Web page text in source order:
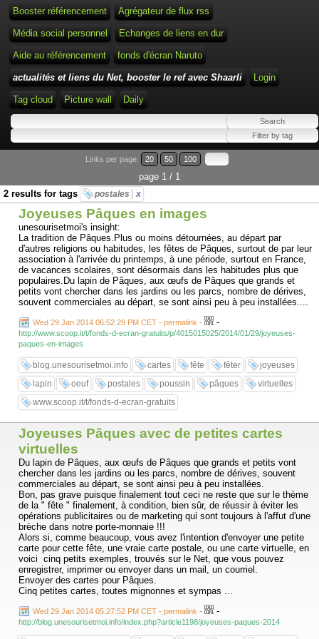
Booster référencement Agrégateur de flux rss
Média social personnel Echanges de liens en dur
Aide au référencement fonds d'écran Naruto
actualités et liens du Net, booster le ref avec Shaarli Login
Tag cloud Picture wall Daily
Links per page: 20 50 100
page 1 / 1
2 results for tags
postales x
Joyeuses Pâques en images
unesourisetmoi's insight:
La tradition de Pâques.Plus ou moins détournées, au départ par
d'autres religions ou habitudes, les fêtes de Pâques, surtout de par leur
association à l'arrivée du printemps, à une période, surtout en France,
de vacances scolaires, sont désormais dans les habitudes plus que
populaires.Du lapin de Pâques, aux œufs de Pâques que grands et
petits vont chercher dans les jardins ou les parcs, nombre de dérives,
souvent commerciales au départ, se sont ainsi peu à peu installées....
Wed 29 Jan 2014 06:52:29 PM CET - permalink - -
http://www.scoop.it/t/fonds-d-ecran-gratuits/p/4015015025/2014/01/29/joyeuses-
paques-en-images
blog.unesourisetmoi.info cartes fête fêter
joyeuses
lapin
oeuf postales poussin pâques
virtuelles
www.scoop.it/t/fonds-d-ecran-gratuits
Joyeuses Pâques avec de petites cartes
virtuelles
Du lapin de Pâques, aux œufs de Pâques que grands et petits vont
chercher dans les jardins ou les parcs, nombre de dérives, souvent
commerciales au départ, se sont ainsi peu à peu installées.
Bon, pas grave puisque finalement tout ceci ne reste que sur le thème
de la " fête " finalement, à condition, bien sûr, de réussir à éviter les
opérations publicitaires ou de marketing qui sont toujours à l'affut d'une
brèche dans notre porte-monnaie !!!
Alors si, comme beaucoup, vous avez l'intention d'envoyer une petite
carte pour cette fête, une vraie carte postale, ou une carte virtuelle, en
voici cinq petits exemples, trouvés sur le Net, que vous pouvez
enregistrer, imprimer ou envoyer dans un mail, un courriel.
Envoyer des cartes pour Pâques.
Cinq petites cartes, toutes mignonnes et sympas ...
Wed 29 Jan 2014 05:27:52 PM CET - permalink - -
http://blog.unesourisetmoi.info/index.php?article1198/joyeuses-paques-2014